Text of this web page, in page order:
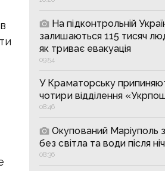
На підконтрольній
залишаються 115 тисяч
як триває евакуація
09:54
У Краматорську
чотири відділення
08:46
Окупований Маріуполь
без світла та води після
08:36